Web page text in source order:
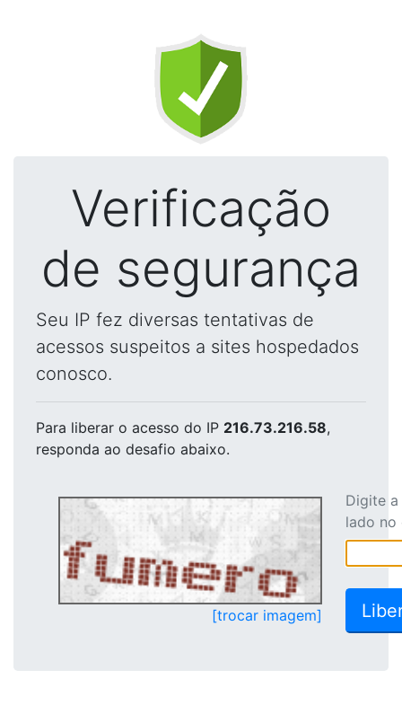
Verificação
de segurança
Seu IP fez diversas tentativas de
acessos suspeitos a sites hospedados
conosco.
Para liberar o acesso do IP 216.73.216.58,
responda ao desafio abaixo.
[trocar imagem]
Digite
lado no